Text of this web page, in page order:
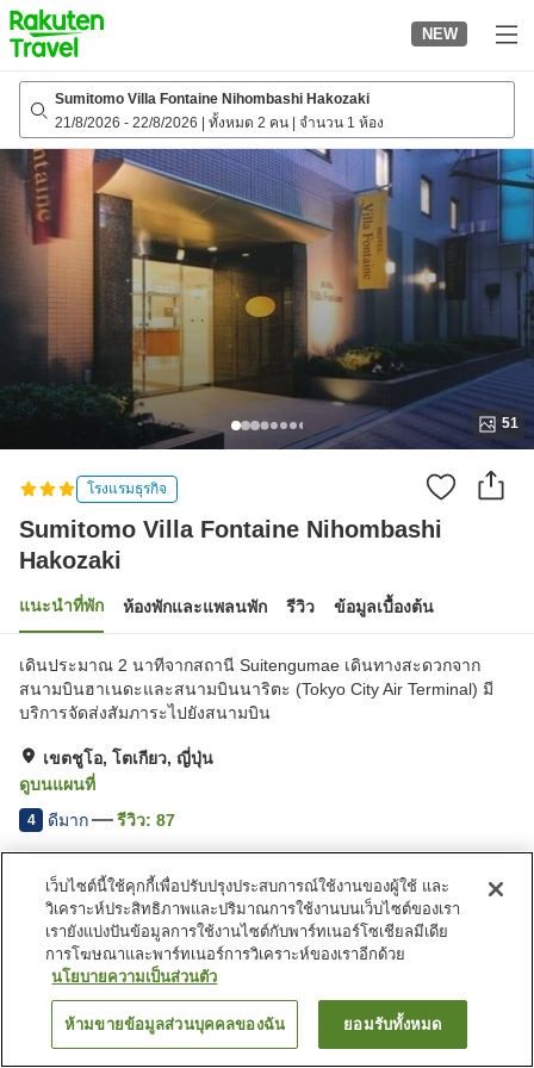
to
top
page
NEW
Sumitomo Villa Fontaine Nihombashi Hakozaki
21/8/2026 - 22/8/2026 ทั้งหมด 2 คน จำนวน 1 ห้อง
51
โรงแรมธุรกิจ
Sumitomo Villa Fontaine Nihombashi
Hakozaki
แนะนำที่พัก ห้องพักและแพลนพัก รีวิว ข้อมูลเบื้องต้น
เดินประมาณ 2 นาทีจากสถานี Suitengumae เดินทางสะดวกจาก
สนามบินฮาเนดะและสนามบินนาริตะ (Tokyo City Air Terminal) มี
บริการจัดส่งสัมภาระไปยังสนามบิน
เขตชูโอ, โตเกียว, ญี่ปุ่น
ดูบนแผนที่
4 ดีมาก รีวิว: 87
สิ่งอำนวยความสะดวกในที่พัก
Wi-Fi
ตู้จำหน่ายอัตโนมัติ
ไมโครเวฟส่วนรวม
ที่จอดรถ (มีค่าบริการ)
Sumitomo Villa Fontaine Nihombashi Hakozaki
ค้นหาห้องพัก
เว็บไซต์นี้ใช้คุกกี้เพื่อปรับปรุงประสบการณ์ใช้งานของผู้ใช้ และ
วิเคราะห์ประสิทธิภาพและปริมาณการใช้งานบนเว็บไซต์ของเรา
เรายังแบ่งปันข้อมูลการใช้งานไซต์กับพาร์ทเนอร์โซเชียลมีเดีย
การโฆษณาและพาร์ทเนอร์การวิเคราะห์ของเราอีกด้วย
นโยบายความเป็นส่วนตัว
ห้ามขายข้อมูลส่วนบุคคลของฉัน ยอมรับทั้งหมด